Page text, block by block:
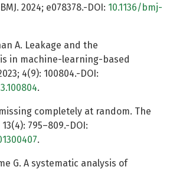
2024; e078378.-DOI: 10.1136/bmj-
A. Leakage and the
in machine-learning-based
4(9): 100804.-DOI:
.
completely at random. The
795–809.-DOI:
.
G. A systematic analysis of